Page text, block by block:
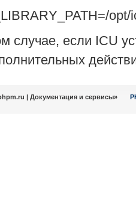
opt/
случае, если ICU
| Документация и сервисы»